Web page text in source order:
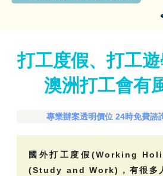
打工度假、打工
澳洲打工會有
專業辦案透明價位 24時免費諮
國外打工度假(Working
(Study and Work)，有很多